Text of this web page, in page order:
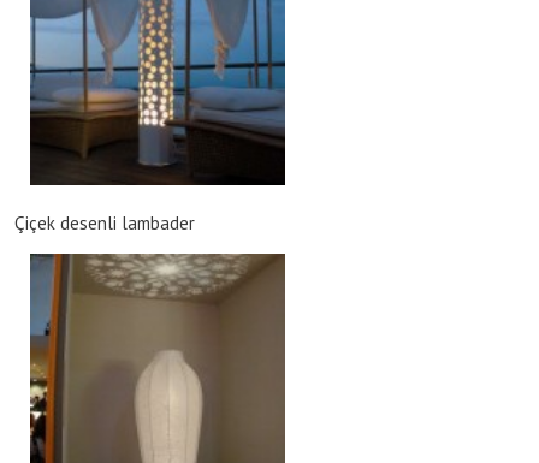
Çiçek desenli lambader